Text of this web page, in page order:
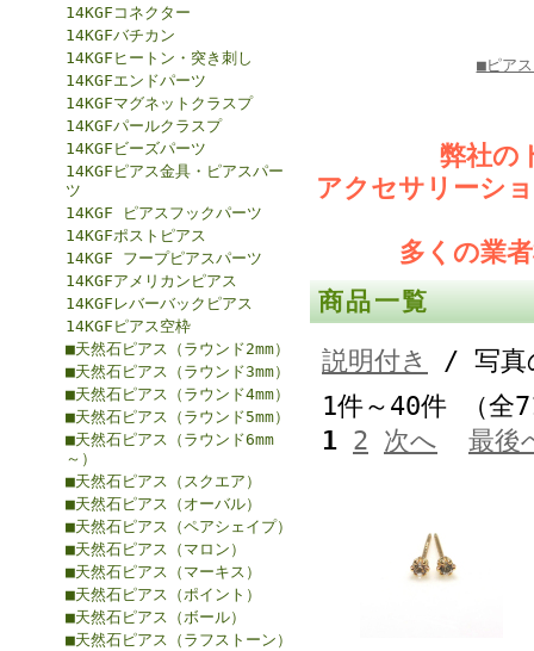
14KGFコネクター
14KGFバチカン
14KGFヒートン・突き刺し
14KGFエンドパーツ
14KGFマグネットクラスプ
14KGFパールクラスプ
14KGFビーズパーツ
14KGFピアス金具・ピアスパー
ツ
14KGF ピアスフックパーツ
14KGFポストピアス
14KGF フープピアスパーツ
14KGFアメリカンピアス
14KGFレバーバックピアス
14KGFピアス空枠
■天然石ピアス（ラウンド2mm）
■天然石ピアス（ラウンド3mm）
■天然石ピアス（ラウンド4mm）
■天然石ピアス（ラウンド5mm）
■天然石ピアス（ラウンド6mm
～）
■天然石ピアス（スクエア）
■天然石ピアス（オーバル）
■天然石ピアス（ペアシェイプ）
■天然石ピアス（マロン）
■天然石ピアス（マーキス）
■天然石ピアス（ポイント）
■天然石ピアス（ボール）
■天然石ピアス（ラフストーン）
■ピア
弊社の
アクセサリーシ
多くの業
商品一覧
説明付き
/ 写真
1件～40件 （
1 2 次へ 最後